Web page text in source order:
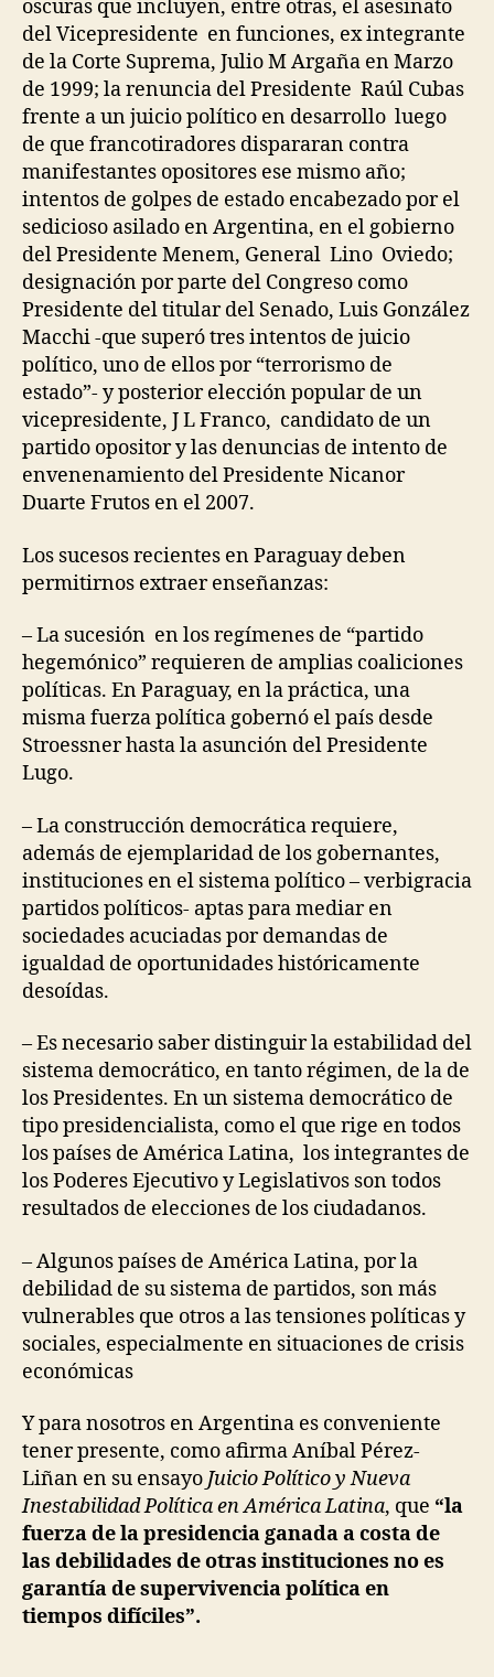
oscuras que incluyen, entre otras, el asesinato
del Vicepresidente en funciones, ex integrante
de la Corte Suprema, Julio M Argaña en Marzo
de 1999; la renuncia del Presidente Raúl Cubas
frente a un juicio político en desarrollo luego
de que francotiradores dispararan contra
manifestantes opositores ese mismo año;
intentos de golpes de estado encabezado por el
sedicioso asilado en Argentina, en el gobierno
del Presidente Menem, General Lino Oviedo;
designación por parte del Congreso como
Presidente del titular del Senado, Luis González
Macchi -que superó tres intentos de juicio
político, uno de ellos por “terrorismo de
estado”- y posterior elección popular de un
vicepresidente, J L Franco, candidato de un
partido opositor y las denuncias de intento de
envenenamiento del Presidente Nicanor
Duarte Frutos en el 2007.
Los sucesos recientes en Paraguay deben
permitirnos extraer enseñanzas:
– La sucesión en los regímenes de “partido
hegemónico” requieren de amplias coaliciones
políticas. En Paraguay, en la práctica, una
misma fuerza política gobernó el país desde
Stroessner hasta la asunción del Presidente
Lugo.
– La construcción democrática requiere,
además de ejemplaridad de los gobernantes,
instituciones en el sistema político – verbigracia
partidos políticos- aptas para mediar en
sociedades acuciadas por demandas de
igualdad de oportunidades históricamente
desoídas.
– Es necesario saber distinguir la estabilidad del
sistema democrático, en tanto régimen, de la de
los Presidentes. En un sistema democrático de
tipo presidencialista, como el que rige en todos
los países de América Latina, los integrantes de
los Poderes Ejecutivo y Legislativos son todos
resultados de elecciones de los ciudadanos.
– Algunos países de América Latina, por la
debilidad de su sistema de partidos, son más
vulnerables que otros a las tensiones políticas y
sociales, especialmente en situaciones de crisis
económicas
Y para nosotros en Argentina es conveniente
tener presente, como afirma Aníbal Pérez-
Liñan en su ensayo Juicio Político y Nueva
Inestabilidad Política en América Latina, que “la
fuerza de la presidencia ganada a costa de
las debilidades de otras instituciones no es
garantía de supervivencia política en
tiempos difíciles”.